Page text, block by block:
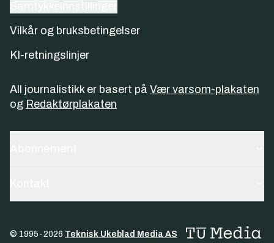
Vilkår og bruksbetingelser
KI-retningslinjer
All journalistikk er basert på Vær varsom-plakaten
og Redaktørplakaten
© 1995-2026 Teknisk Ukeblad Media AS